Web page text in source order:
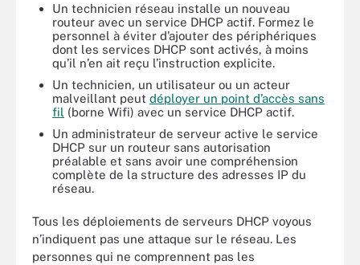
Un technicien réseau installe un nouveau
routeur avec un service DHCP actif. Formez le
personnel à éviter d’ajouter des périphériques
dont les services DHCP sont activés, à moins
qu’il n’en ait reçu l’instruction explicite.
Un technicien, un utilisateur ou un acteur
malveillant peut déployer un point d’accès sans
fil (borne Wifi) avec un service DHCP actif.
Un administrateur de serveur active le service
DHCP sur un routeur sans autorisation
préalable et sans avoir une compréhension
complète de la structure des adresses IP du
réseau.
Tous les déploiements de serveurs DHCP voyous
n’indiquent pas une attaque sur le réseau. Les
personnes qui ne comprennent pas les